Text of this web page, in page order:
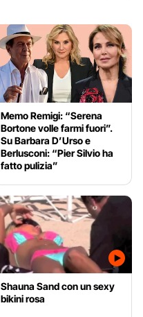
Memo Remigi: “Serena
Bortone volle farmi fuori”.
Su Barbara D’Urso e
Berlusconi: “Pier Silvio ha
fatto pulizia”
Shauna Sand con un sexy
bikini rosa